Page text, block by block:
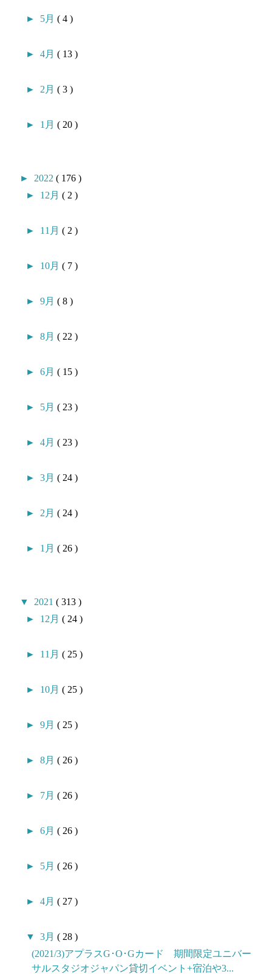
► 5月( 4 )
►4月( 13 )
► 2月( 3 )
► 1月( 20 )
► 2022( 176 )
► 12月( 2 )
► 11月( 2 )
► 10月( 7 )
►9月( 8 )
►8月( 22 )
►6月( 15 )
► 5月( 23 )
►4月( 23 )
►3月( 24 )
► 2月( 24 )
► 1月( 26 )
▼ 2021( 313 )
► 12月( 24 )
► 11月( 25 )
► 10月( 25 )
►9月( 25 )
►8月( 26 )
► 7月( 26 )
►6月( 26 )
► 5月( 26 )
►4月( 27 )
▼3月( 28 )
(2021/3)アプラスG･O･Gカード 期間限定ユニバー
サルスタジオジャパン貸切イベント+宿泊や3...